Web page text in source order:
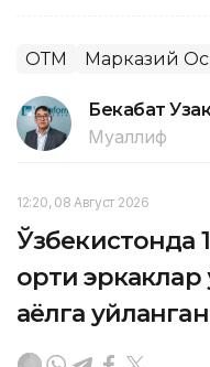
ОТМ Марказий
Бекабат
Муаллиф
12:20, 08 Август 2026
Ўзбекистонда
ортиқ
аёлга уйланган